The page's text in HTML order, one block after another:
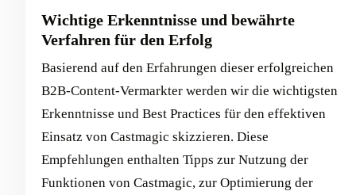
Wichtige Erkenntnisse und bewährte
Verfahren für den Erfolg
Basierend auf den Erfahrungen dieser erfolgreichen
B2B-Content-Vermarkter werden wir die wichtigsten
Erkenntnisse und Best Practices für den effektiven
Einsatz von Castmagic skizzieren. Diese
Empfehlungen enthalten Tipps zur Nutzung der
Funktionen von Castmagic, zur Optimierung der